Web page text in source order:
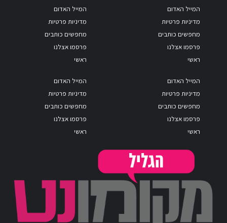
המייל האדום
מדיניות פרטיות
מחפשים כותבים
פרסמו אצלנו
ראשי
המייל האדום
מדיניות פרטיות
מחפשים כותבים
פרסמו אצלנו
ראשי
המייל האדום
מדיניות פרטיות
מחפשים כותבים
פרסמו אצלנו
ראשי
המייל האדום
מדיניות פרטיות
מחפשים כותבים
פרסמו אצלנו
ראשי